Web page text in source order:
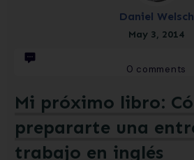
Daniel Welsch
May 3, 2014
0 comments
Mi próximo libro:
prepararte una
trabajo en inglés